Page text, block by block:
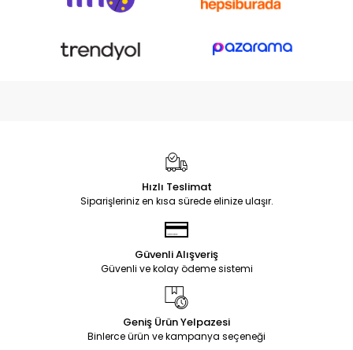
Hızlı Teslimat
Siparişleriniz en kısa sürede elinize ulaşır.
Güvenli Alışveriş
Güvenli ve kolay ödeme sistemi
Geniş Ürün Yelpazesi
Binlerce ürün ve kampanya seçeneği